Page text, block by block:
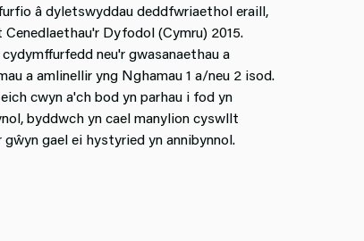
â dyletswyddau deddfwriaethol eraill,
Dyfodol (Cymru) 2015.
neu'r gwasanaethau a
a amlinellir yng Nghamau 1 a/neu 2 isod.
cwyn a'ch bod yn parhau i fod yn
byddwch yn cael manylion cyswllt
gael ei hystyried yn annibynnol.